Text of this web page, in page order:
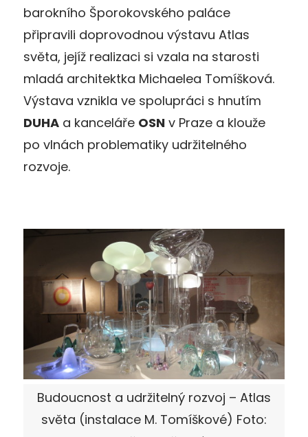
barokního Šporokovského paláce
připravili doprovodnou výstavu Atlas
světa, jejíž realizaci si vzala na starosti
mladá architektka Michaelea Tomíšková.
Výstava vznikla ve spolupráci s hnutím
DUHA a kanceláře OSN v Praze a klouže
po vlnách problematiky udržitelného
rozvoje.
Budoucnost a udržitelný rozvoj – Atlas
světa (instalace M. Tomíškové) Foto: